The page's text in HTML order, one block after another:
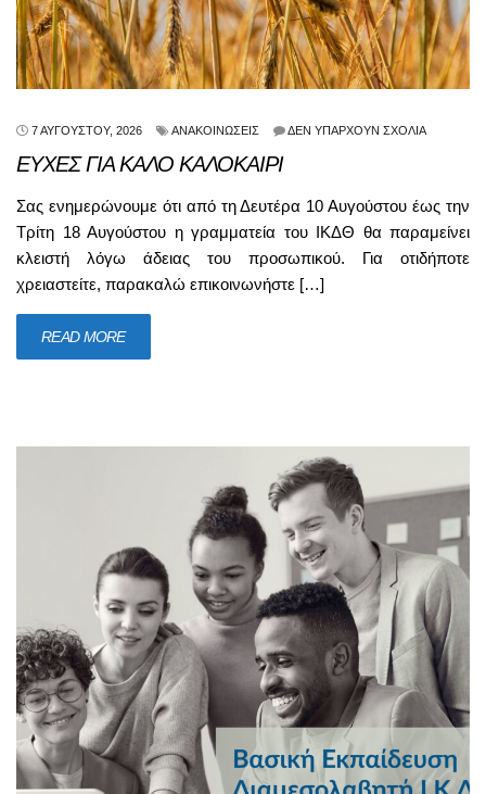
7 ΑΥΓΟΎΣΤΟΥ, 2026 ΑΝΑΚΟΙΝΏΣΕΙΣ ΔΕΝ ΥΠΆΡΧΟΥΝ ΣΧΌΛΙΑ
ΕΥΧΕΣ ΓΙΑ ΚΑΛΟ ΚΑΛΟΚΑΙΡΙ
Σας ενημερώνουμε ότι από τη Δευτέρα 10 Αυγούστου έως την
Τρίτη 18 Αυγούστου η γραμματεία του ΙΚΔΘ θα παραμείνει
κλειστή λόγω άδειας του προσωπικού. Για οτιδήποτε
χρειαστείτε, παρακαλώ επικοινωνήστε […]
READ MORE